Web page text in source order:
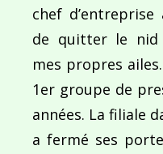
chef
de quitter le nid
mes propres
1er groupe de
années. La filiale
a fermé ses